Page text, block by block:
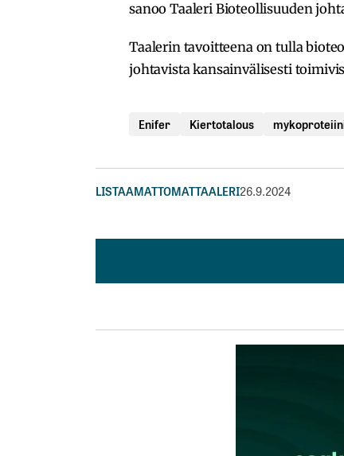
sanoo Taaleri Bioteollisuuden
Taalerin tavoitteena on tulla
johtavista kansainvälisesti
Enifer Kiertotalous
LISTAAMATTOMATTAALERI26.9.2024